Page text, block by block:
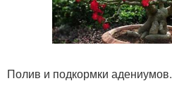
Полив и подкормки адениумов.